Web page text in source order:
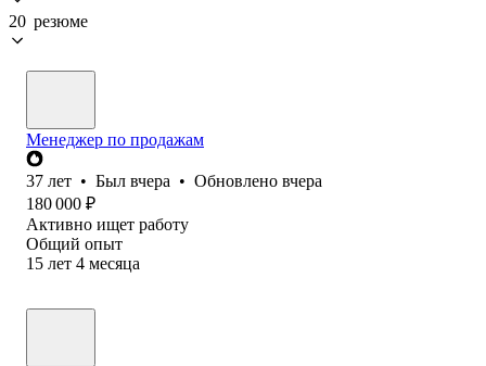
20 резюме
Менеджер по продажам
37 лет • Был вчера • Обновлено вчера
180 000 ₽
Активно ищет работу
Общий опыт
15 лет 4 месяца